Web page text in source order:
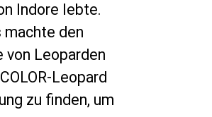
Indore lebte.
machte den
von Leoparden
Leopard
zu finden, um